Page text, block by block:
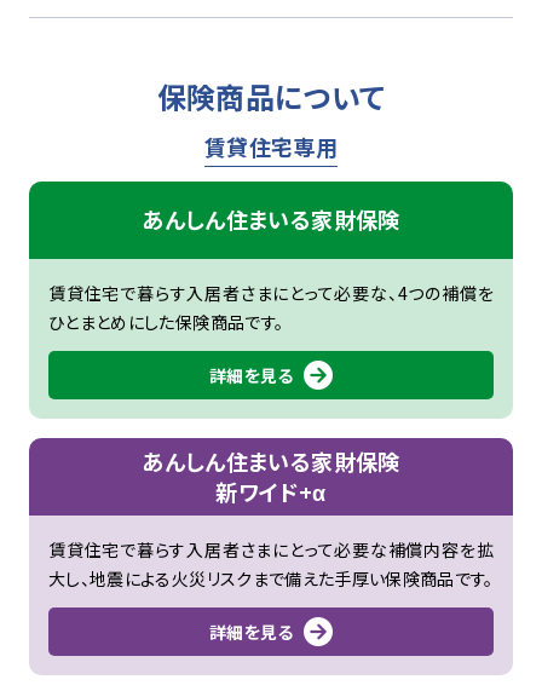
保険商品について
賃貸住宅専用
あんしん住まいる家財保険
賃貸住宅で暮らす入居者さまにとって必要な、4つの補償を
ひとまとめにした保険商品です。
詳細を見る
あんしん住まいる家財保険
新ワイド+α
賃貸住宅で暮らす入居者さまにとって必要な補償内容を拡
大し、地震による火災リスクまで備えた手厚い保険商品です。
詳細を見る